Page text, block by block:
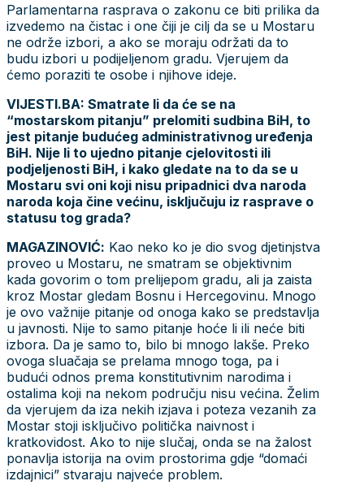
Parlamentarna rasprava o zakonu ce biti prilika da
izvedemo na čistac i one čiji je cilj da se u Mostaru
ne održe izbori, a ako se moraju održati da to
budu izbori u podijeljenom gradu. Vjerujem da
ćemo poraziti te osobe i njihove ideje.
VIJESTI.BA: Smatrate li da će se na
“mostarskom pitanju” prelomiti sudbina BiH, to
jest pitanje budućeg administrativnog uređenja
BiH. Nije li to ujedno pitanje cjelovitosti ili
podjeljenosti BiH, i kako gledate na to da se u
Mostaru svi oni koji nisu pripadnici dva naroda
naroda koja čine većinu, isključuju iz rasprave o
statusu tog grada?
MAGAZINOVIĆ: Kao neko ko je dio svog djetinjstva
proveo u Mostaru, ne smatram se objektivnim
kada govorim o tom prelijepom gradu, ali ja zaista
kroz Mostar gledam Bosnu i Hercegovinu. Mnogo
je ovo važnije pitanje od onoga kako se predstavlja
u javnosti. Nije to samo pitanje hoće li ili neće biti
izbora. Da je samo to, bilo bi mnogo lakše. Preko
ovoga sluačaja se prelama mnogo toga, pa i
budući odnos prema konstitutivnim narodima i
ostalima koji na nekom području nisu većina. Želim
da vjerujem da iza nekih izjava i poteza vezanih za
Mostar stoji isključivo politička naivnost i
kratkovidost. Ako to nije slučaj, onda se na žalost
ponavlja istorija na ovim prostorima gdje “domaći
izdajnici” stvaraju najveće problem.